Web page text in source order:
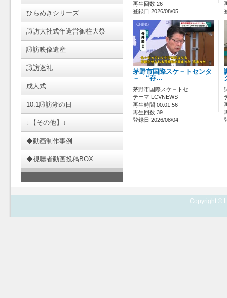
ひらめきシリーズ
諏訪大社式年造営御柱大祭
諏訪映像遺産
諏訪巡礼
成人式
10.1諏訪湖の日
↓【その他】↓
◆動画制作事例
◆視聴者動画投稿BOX
再生回数 26
登録日 2026/08/05
茅野市国際スケ－トセンタ
－ “存…
茅野市国際スケ－トセ…
テーマ LCVNEWS
再生時間 00:01:56
再生回数 39
登録日 2026/08/04
Copyright ©